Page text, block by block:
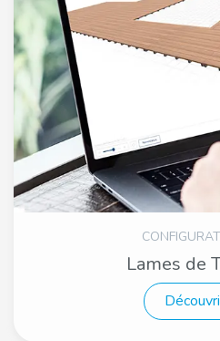
Lames de